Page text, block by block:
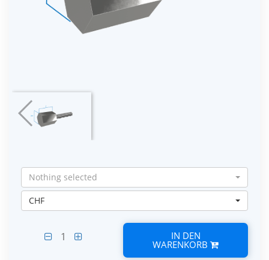
Nothing selected
CHF
1 IN DEN
WARENKORB